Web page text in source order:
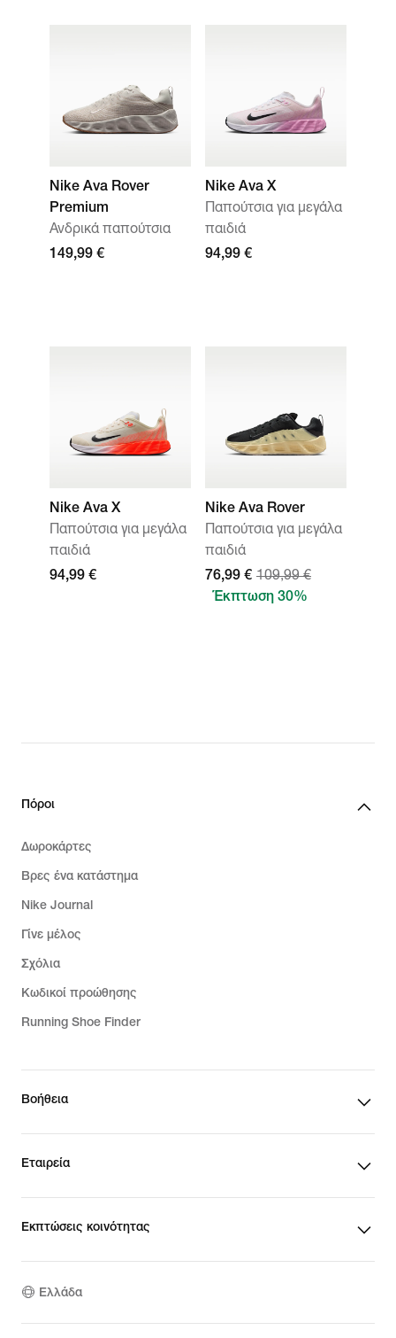
Nike Ava Rover
Premium
Ανδρικά παπούτσια
149,99 €
Nike Ava X
Παπούτσια για μεγάλα
παιδιά
94,99 €
Nike Ava X
Παπούτσια για μεγάλα
παιδιά
94,99 €
Nike Ava Rover
Παπούτσια για μεγάλα
παιδιά
76,99 € 109,99 €
Έκπτωση 30%
Πόροι
Δωροκάρτες
Βρες ένα κατάστημα
Nike Journal
Γίνε μέλος
Σχόλια
Κωδικοί προώθησης
Running Shoe Finder
Βοήθεια
Εταιρεία
Εκπτώσεις κοινότητας
Ελλάδα